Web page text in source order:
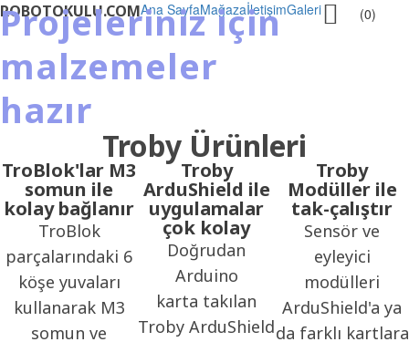
ROBOTOKULU.COMAna SayfaMağazaİletişimGaleri (0)
Projeleriniz için
malzemeler
hazır
Troby Ürünleri
TroBlok'lar M3
somun ile
kolay bağlanır
TroBlok
parçalarındaki 6
köşe yuvaları
kullanarak M3
somun ve
Troby
ArduShield ile
uygulamalar
çok kolay
Doğrudan
Arduino
karta takılan
Troby ArduShield
Troby
Modüller ile
tak-çalıştır
Sensör ve
eyleyici
modülleri
ArduShield'a ya
da farklı kartlara